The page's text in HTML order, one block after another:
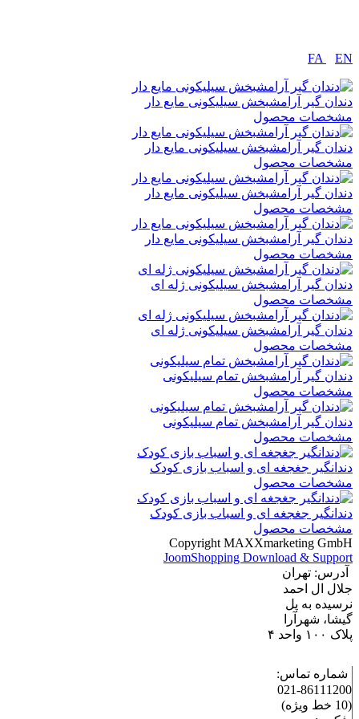
FA EN
دندان گیر آرامشبخش سیلیکونی مایع دار
مشخصات محصول
دندان گیر آرامشبخش سیلیکونی مایع دار
مشخصات محصول
دندان گیر آرامشبخش سیلیکونی مایع دار
مشخصات محصول
دندان گیر آرامشبخش سیلیکونی مایع دار
مشخصات محصول
دندان گیر آرامشبخش سیلیکونی ژله ای
مشخصات محصول
دندان گیر آرامشبخش سیلیکونی ژله ای
مشخصات محصول
دندان گیر آرامشبخش تمام سیلیکونی
مشخصات محصول
دندان گیر آرامشبخش تمام سیلیکونی
مشخصات محصول
دندانگیر جغجغه ای و اسباب بازی کودک
مشخصات محصول
دندانگیر جغجغه ای و اسباب بازی کودک
مشخصات محصول
Copyright MAXXmarketing GmbH
JoomShopping Download & Support
آدرس: تهران
جلال ال احمد
نرسیده به پل
گیشا، شهرآرا
پلاک ۱۰۰ واحد ۴
شماره تماس:
86111200-021
(10 خط ویژه)